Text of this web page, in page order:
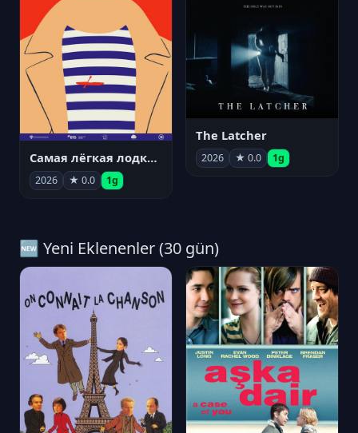
Самая лёгкая лодка в мире
2026 ★ 0.0 1g
The Latcher
2026 ★ 0.0 1g
🆕 Yeni Eklenenler (30 gün)